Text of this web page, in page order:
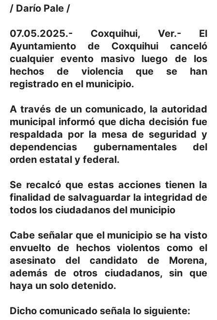
/ Darío Pale /
07.05.2025.- Coxquihui, Ver.- El
Ayuntamiento de Coxquihui canceló
cualquier evento masivo luego de los
hechos de violencia que se han
registrado en el municipio.
A través de un comunicado, la autoridad
municipal informó que dicha decisión fue
respaldada por la mesa de seguridad y
dependencias gubernamentales del
orden estatal y federal.
Se recalcó que estas acciones tienen la
finalidad de salvaguardar la integridad de
todos los ciudadanos del municipio
Cabe señalar que el municipio se ha visto
envuelto de hechos violentos como el
asesinato del candidato de Morena,
además de otros ciudadanos, sin que
haya un solo detenido.
Dicho comunicado señala lo siguiente: